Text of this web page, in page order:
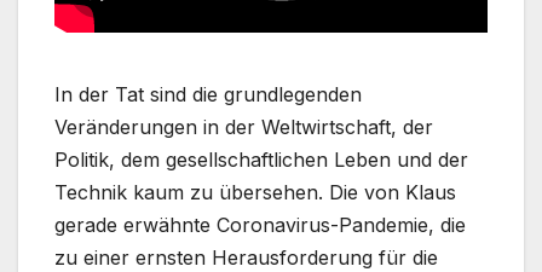
In der Tat sind die grundlegenden
Veränderungen in der Weltwirtschaft, der
Politik, dem gesellschaftlichen Leben und der
Technik kaum zu übersehen. Die von Klaus
gerade erwähnte Coronavirus-Pandemie, die
zu einer ernsten Herausforderung für die